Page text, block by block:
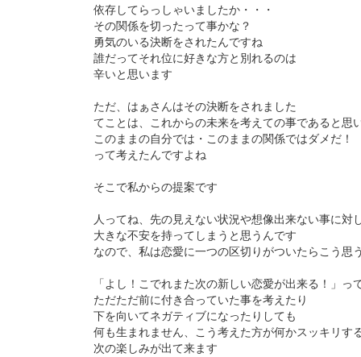
依存してらっしゃいましたか・・・
その関係を切ったって事かな？
勇気のいる決断をされたんですね
誰だってそれ位に好きな方と別れるのは
辛いと思います
ただ、はぁさんはその決断をされました
てことは、これからの未来を考えての事であると思
このままの自分では・このままの関係ではダメだ！
って考えたんですよね
そこで私からの提案です
人ってね、先の見えない状況や想像出来ない事に対
大きな不安を持ってしまうと思うんです
なので、私は恋愛に一つの区切りがついたらこう思
「よし！こでれまた次の新しい恋愛が出来る！」っ
ただただ前に付き合っていた事を考えたり
下を向いてネガティブになったりしても
何も生まれません、こう考えた方が何かスッキリす
次の楽しみが出て来ます